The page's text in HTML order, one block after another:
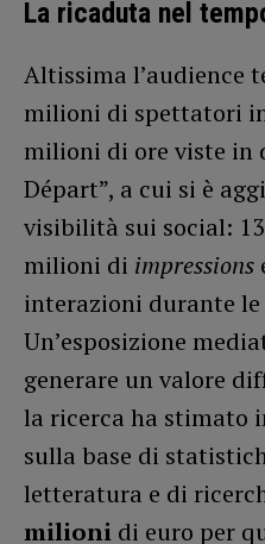
La ricaduta nel
Altissima l’audience
milioni di spettatori
milioni di ore viste in
Départ”, a cui si è
visibilità sui social:
milioni di impressions
interazioni durante
Un’esposizione
generare un valore
la ricerca ha stimato
sulla base di
letteratura e di
milioni di euro per